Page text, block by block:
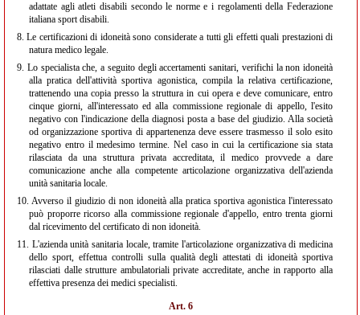
adattate agli atleti disabili secondo le norme e i regolamenti della Federazione
italiana sport disabili.
8.Le certificazioni di idoneità sono considerate a tutti gli effetti quali prestazioni di
natura medico legale.
9. Lo specialista che, a seguito degli accertamenti sanitari, verifichi la non idoneità
alla pratica dell'attività sportiva agonistica, compila la relativa certificazione,
trattenendo una copia presso la struttura in cui opera e deve comunicare, entro
cinque giorni, all'interessato ed alla commissione regionale di appello, l'esito
negativo con l'indicazione della diagnosi posta a base del giudizio. Alla società
od organizzazione sportiva di appartenenza deve essere trasmesso il solo esito
negativo entro il medesimo termine. Nel caso in cui la certificazione sia stata
rilasciata da una struttura privata accreditata, il medico provvede a dare
comunicazione anche alla competente articolazione organizzativa dell'azienda
unità sanitaria locale.
10. Avverso il giudizio di non idoneità alla pratica sportiva agonistica l'interessato
può proporre ricorso alla commissione regionale d'appello, entro trenta giorni
dal ricevimento del certificato di non idoneità.
11. L'azienda unità sanitaria locale, tramite l'articolazione organizzativa di medicina
dello sport, effettua controlli sulla qualità degli attestati di idoneità sportiva
rilasciati dalle strutture ambulatoriali private accreditate, anche in rapporto alla
effettiva presenza dei medici specialisti.
Art. 6